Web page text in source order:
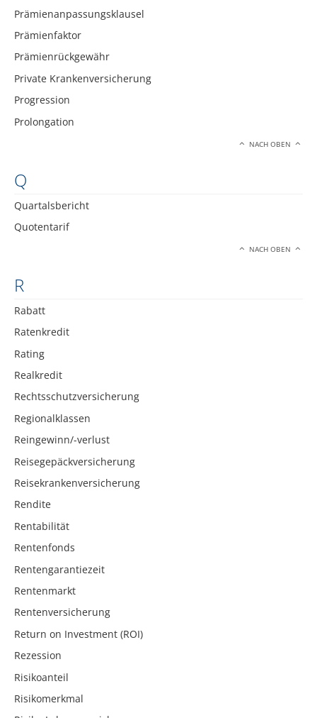
Prämienanpassungsklausel
Prämienfaktor
Prämienrückgewähr
Private Krankenversicherung
Progression
Prolongation
NACH OBEN
Q
Quartalsbericht
Quotentarif
NACH OBEN
R
Rabatt
Ratenkredit
Rating
Realkredit
Rechtsschutzversicherung
Regionalklassen
Reingewinn/-verlust
Reisegepäckversicherung
Reisekrankenversicherung
Rendite
Rentabilität
Rentenfonds
Rentengarantiezeit
Rentenmarkt
Rentenversicherung
Return on Investment (ROI)
Rezession
Risikoanteil
Risikomerkmal